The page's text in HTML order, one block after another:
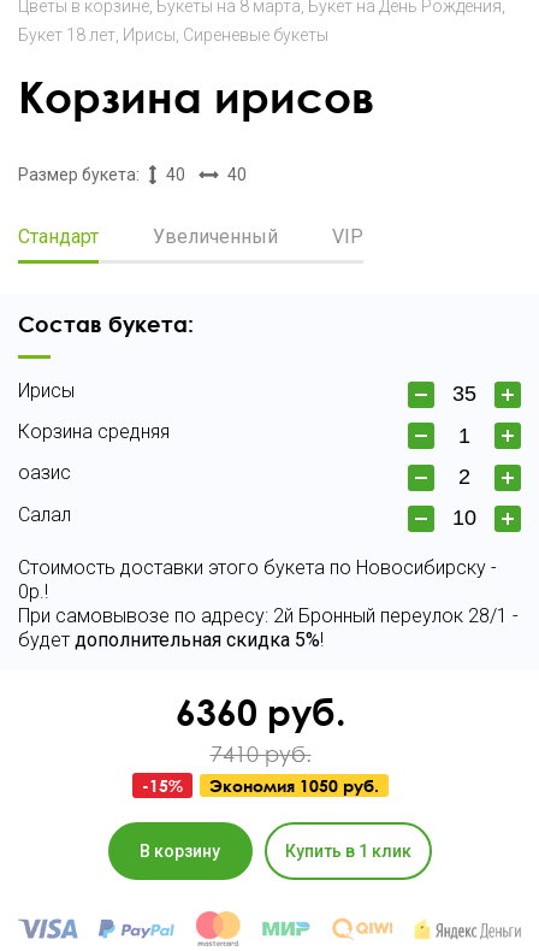
Цветы в корзине Букеты на 8 марта Букет на День Рождения
Букет 18 лет Ирисы Сиреневые букеты
Корзина ирисов
Размер букета: 40 40
Стандарт Увеличенный VIP
Состав букета:
Ирисы
Корзина средняя
оазис
Салал
Стоимость доставки этого букета по Новосибирску -
0р.!
При самовывозе по адресу: 2й Бронный переулок 28/1 -
будет дополнительная скидка 5%!
6360 руб.
7410 руб.
-15% Экономия 1050 руб.
В корзину Купить в 1 клик